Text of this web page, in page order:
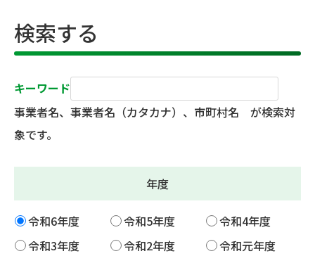
検索する
キーワード
事業者名、事業者名（カタカナ）、市町村名 が検索対
象です。
年度
令和6年度 令和5年度
令和4年度
令和3年度
令和2年度
令和元年度